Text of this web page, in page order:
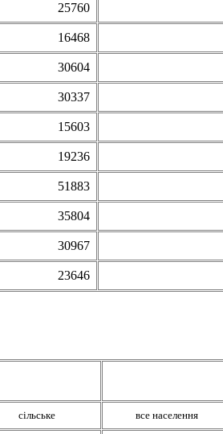
25760
16468
30604
30337
15603
19236
51883
35804
30967
23646
сільське все населення